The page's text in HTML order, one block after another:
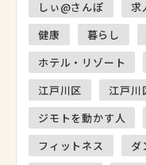
しぃ@さんぽ
求
健康
暮らし
ホテル・リゾート
江戸川区
江戸川
ジモトを動かす人
フィットネス
ダ